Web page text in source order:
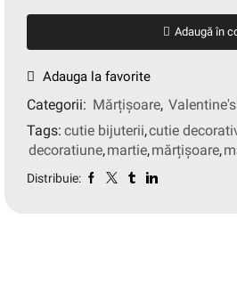
Adaugă în
Adauga la favorite
Categorii: Mărțișoare,
Tags: cutie bijuterii,cutie
decoratiune,martie,mărțișoare,
Distribuie: